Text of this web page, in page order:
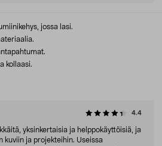
jossa lasi.
kollaasi.
4.4
yksinkertaisia ja helppokäyttöisiä, ja
kuviin ja projekteihin. Useissa